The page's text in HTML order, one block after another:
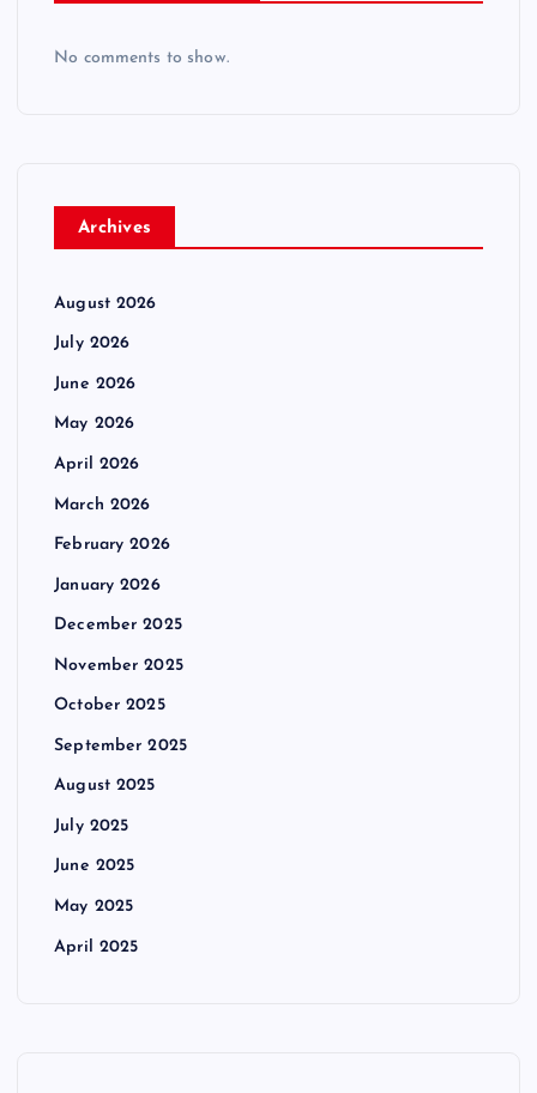
No comments to show.
Archives
August 2026
July 2026
June 2026
May 2026
April 2026
March 2026
February 2026
January 2026
December 2025
November 2025
October 2025
September 2025
August 2025
July 2025
June 2025
May 2025
April 2025